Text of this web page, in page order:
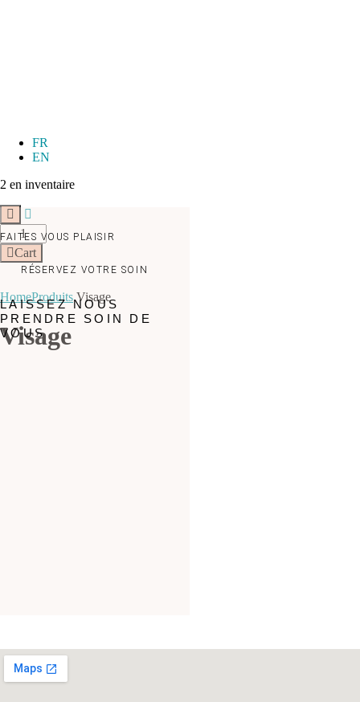
FR
EN
2 en inventaire
Cart
HomeProduitsVisage
Visage
FAITES VOUS PLAISIR
LAISSEZ NOUS
PRENDRE SOIN DE
VOUS
RÉSERVEZ VOTRE SOIN